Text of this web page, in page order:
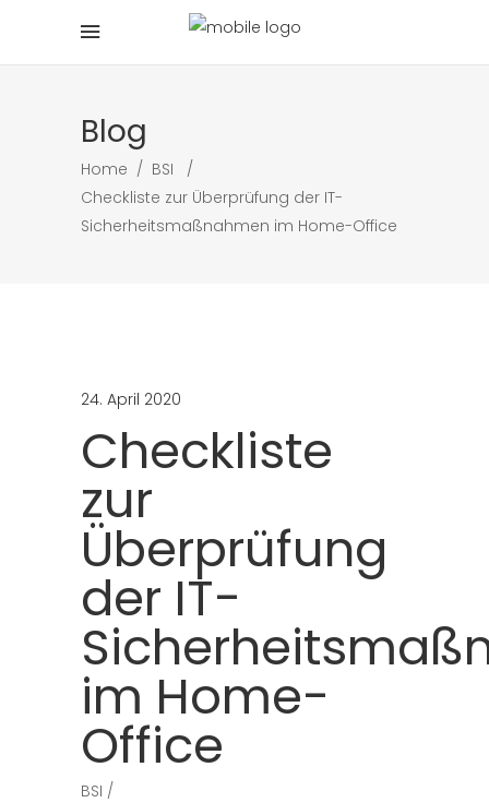
Blog
Home / BSI
/
Checkliste zur Überprüfung der IT-
Sicherheitsmaßnahmen im Home-Office
24. April 2020
Checkliste
zur
Überprüfung
der IT-
im Home-
Office
BSI